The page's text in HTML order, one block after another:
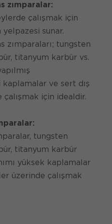
zımparalar:
çalışmak için
yelpazesi sunar.
zımparaları; tungsten
titanyum karbür vs.
kaplamalar ve sert dış
için idealdir.
tungsten
titanyum karbür
yüksek kaplamalar
üzerinde çalışmak